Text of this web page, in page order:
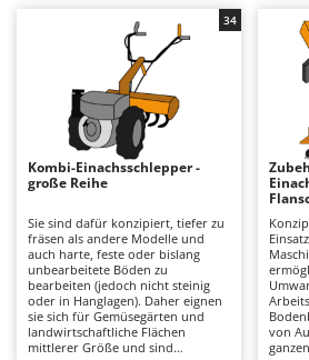
Auslegemulcher für Traktoren
Äxte - Beile und Spalthammer
Balkenmäher
Bandsägen
Batterieladegeräte -
Baum- und Astscheren -
Baumscheren - pneumatisch
Baumstumpffräsen
Bindezangen - elektrisch
Bodenfräsen für Traktor
Ariete
Artus
Attila
Ausonia
Awelco
B
Baesso
Bahco
Gemüsegärten und kleinere
einem 4-Takt-Benzinmotor eignen
sie sich für hobbymäßige oder
semiprofessionelle Einsätze auf
kleineren Flächen sowie für
oberflächliche bis mitteltiefe
Bodenbearbeitung. Die leichte
Bauweise erleichtert das
Manövrieren auch in engen
Bereichen. Die Riemen- oder
Zahnradübertragung sowie
sorgen für eine einfache und
sichere Bedienung. Sie eignen sich
besonders für die saisonale
Vorbereitung von Gemüsegärten,
sind jedoch nicht für schwere
oder dauerhafte Einsätze gedacht.
Für den Betrieb ist die übliche
Wartung eines 4-Takt-
Benzinmotors erforderlich,
aus,
die
Einige
Fräse
und
mit 4-
Kombi-Einachsschlepper -
große Reihe
Sie sind dafür konzipiert, tiefer zu
fräsen als andere Modelle und
auch harte, feste oder bislang
unbearbeitete Böden zu
bearbeiten (jedoch nicht steinig
oder in Hanglagen). Daher eignen
sie sich für Gemüsegärten und
landwirtschaftliche Flächen
mittlerer Größe und sind
34
von